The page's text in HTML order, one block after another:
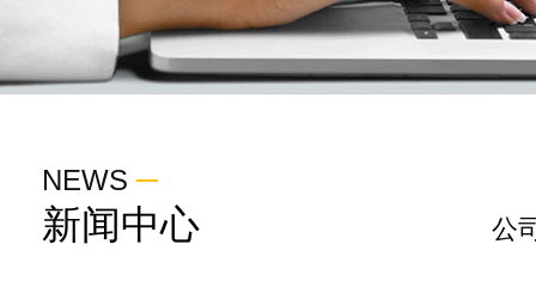
NEWS
新闻中心 公